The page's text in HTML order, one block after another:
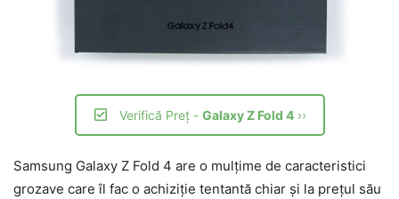
Verifică Preț - Galaxy Z Fold 4››
Samsung Galaxy Z Fold 4 are o mulțime de caracteristici
grozave care îl fac o achiziție tentantă chiar și la prețul său